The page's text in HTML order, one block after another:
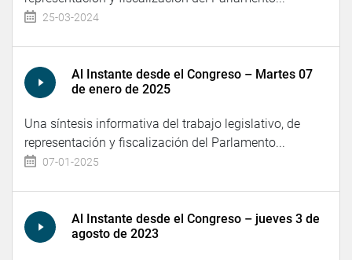
25-03-2024
Al Instante desde el Congreso – Martes 07
de enero de 2025
Una síntesis informativa del trabajo legislativo, de
representación y fiscalización del Parlamento...
07-01-2025
Al Instante desde el Congreso – jueves 3 de
agosto de 2023